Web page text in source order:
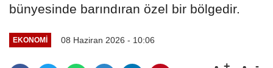
bünyesinde barındıran özel bir bölgedir.
EKONOMI 08 Haziran 2026 - 10:06